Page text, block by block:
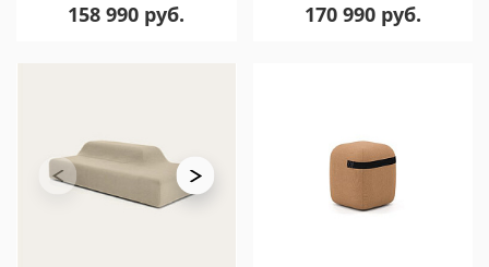
158 990 руб. 170 990 руб.